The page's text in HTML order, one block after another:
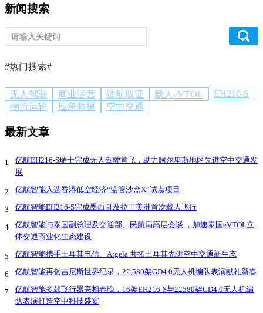
新闻搜索
#热门搜索#
无人驾驶 商业运营 适航取证 载人eVTOL
EH216-S
物流运输
应急救援 空中交通
最新文章
1
亿航EH216-S瑞士完成无人驾驶首飞，助力阿尔卑斯地区先进空中交通发
展
2 亿航智能入选香港低空经济“监管沙盒X”试点项目
3 亿航智能EH216-S完成墨西哥及拉丁美洲首次载人飞行
4
亿航智能与泰国副总理及交通部、民航局高层会谈 ，加速泰国eVTOL立
体交通商业化生态建设
5 亿航智能携手土耳其电信、Argela 共拓土耳其先进空中交通新生态
6 亿航智能再创吉尼斯世界纪录，22,580架GD4.0无人机编队表演献礼新春
7
亿航智能多款飞行器亮相春晚，16架EH216-S与22580架GD4.0无人机编
队表演打造空中科技盛宴